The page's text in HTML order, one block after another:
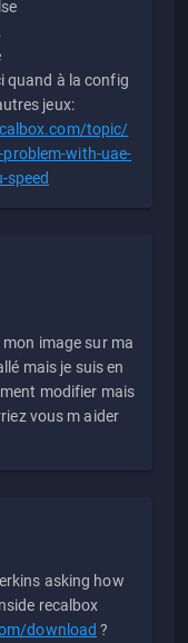
quand à la config
jeux:
topic/
with-uae-
speed
mon image sur ma
mais je suis en
modifier mais
vous m aider
asking how
recalbox
download ?